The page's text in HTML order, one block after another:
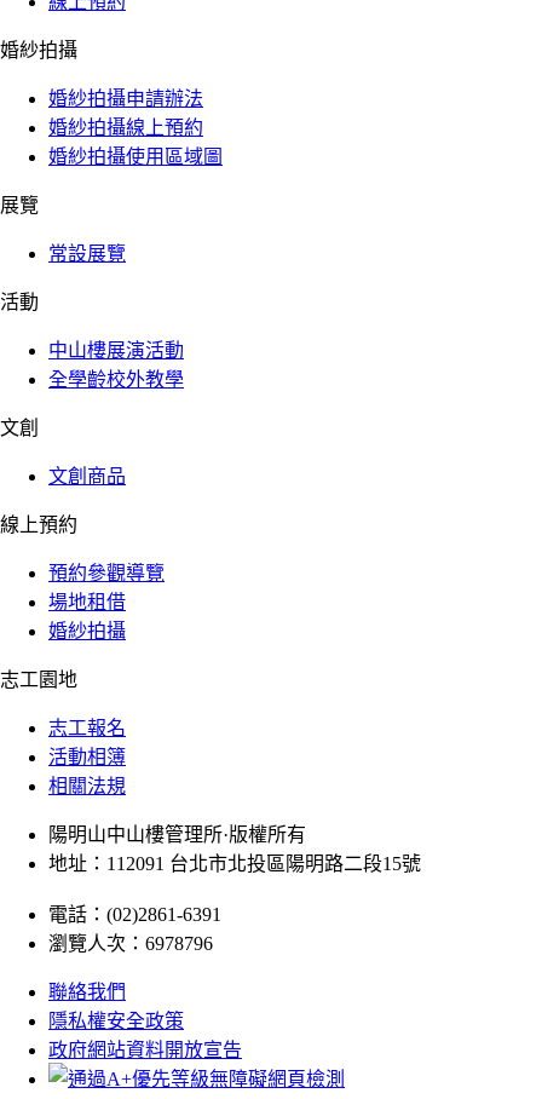
婚紗拍攝
婚紗拍攝申請辦法
婚紗拍攝線上預約
婚紗拍攝使用區域圖
展覽
常設展覽
活動
中山樓展演活動
全學齡校外教學
文創
文創商品
線上預約
預約參觀導覽
場地租借
婚紗拍攝
志工園地
志工報名
活動相簿
相關法規
陽明山中山樓管理所·版權所有
地址：112091 台北市北投區陽明路二段15號
電話：(02)2861-6391
瀏覽人次：6978796
聯絡我們
隱私權安全政策
政府網站資料開放宣告